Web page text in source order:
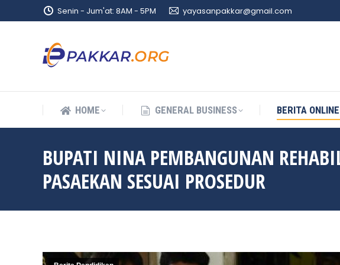
Senin - Jum'at: 8AM - 5PM yayasanpakkar@gmail.com
HOME GENERAL BUSINESS BERITA
BUPATI NINA PEMBANGUNAN
PASAEKAN SESUAI PROSEDUR
HOME GENERAL BUSINESS BERITA